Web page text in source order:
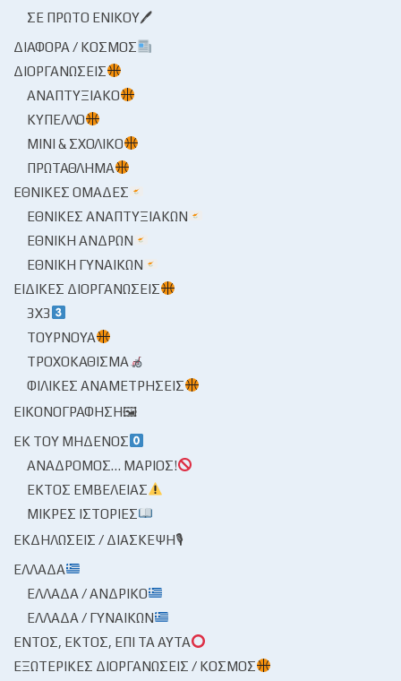
ΣΕ ΠΡΏΤΟ ΕΝΙΚΟΎ🖊
ΔΙΆΦΟΡΑ / ΚΌΣΜΟΣ
ΔΙΟΡΓΑΝΏΣΕΙΣ
ΑΝΑΠΤΥΞΙΑΚΌ
ΚΎΠΕΛΛΟ
ΜΊΝΙ & ΣΧΟΛΙΚΌ
ΠΡΩΤΆΘΛΗΜΑ
ΕΘΝΙΚΈΣ ΟΜΆΔΕΣ
ΕΘΝΙΚΈΣ ΑΝΑΠΤΥΞΙΑΚΏΝ
ΕΘΝΙΚΉ ΑΝΔΡΏΝ
ΕΘΝΙΚΉ ΓΥΝΑΙΚΏΝ
ΕΙΔΙΚΈΣ ΔΙΟΡΓΑΝΏΣΕΙΣ
3X3
ΤΟΥΡΝΟΥΆ
ΤΡΟΧΟΚΆΘΙΣΜΑ
ΦΙΛΙΚΈΣ ΑΝΑΜΕΤΡΉΣΕΙΣ
ΕΙΚΟΝΟΓΡΆΦΗΣΗ🖼
ΕΚ ΤΟΥ ΜΗΔΕΝΌΣ
ΑΝΆΔΡΟΜΟΣ… ΜΆΡΙΟΣ!
ΕΚΤΌΣ ΕΜΒΈΛΕΙΑΣ
ΜΙΚΡΈΣ ΙΣΤΟΡΊΕΣ
ΕΚΔΗΛΏΣΕΙΣ / ΔΙΆΣΚΕΨΗ🎙
ΕΛΛΆΔΑ
ΕΛΛΆΔΑ / ΑΝΔΡΙΚΌ
ΕΛΛΆΔΑ / ΓΥΝΑΙΚΏΝ
ΕΝΤΌΣ, ΕΚΤΌΣ, ΕΠΊ ΤΑ ΑΥΤΆ
ΕΞΩΤΕΡΙΚΈΣ ΔΙΟΡΓΑΝΏΣΕΙΣ / ΚΌΣΜΟΣ